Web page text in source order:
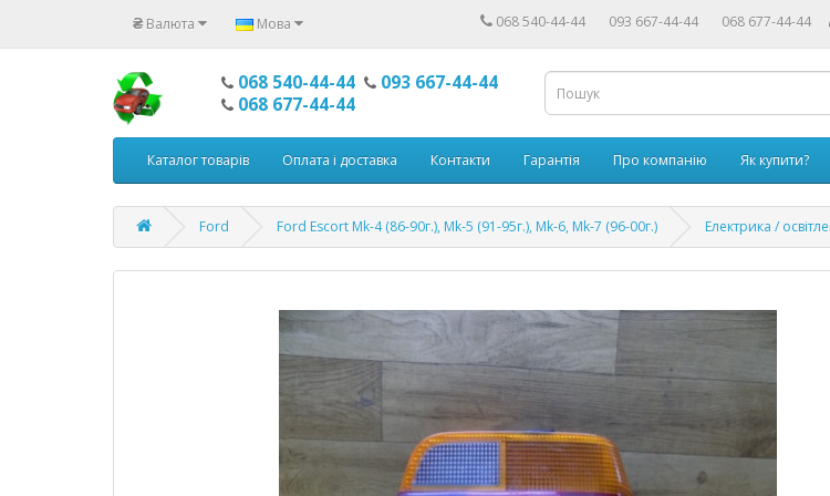
₴ Валюта Мова 068 540-44-44 093 667-44-44 068 677-44-44
068 540-44-44
093 667-44-44
068 677-44-44
Каталог товарів Оплата і доставка Контакти Гарантія Про компанію Як купити?
Ford Ford Escort Mk-4 (86-90г.), Mk-5 (91-95г.), Mk-6, Mk-7 (96-00г.) Електрика /